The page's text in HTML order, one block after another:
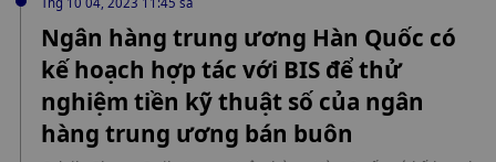
vai trò quan trọng trong việc đưa chúng ra thị trường.
Carstens đã đưa ra những nhận xét này trong bài phát
biểu tại hội nghị về CBDC ở Basel, Thụy Sĩ. Ông tin rằng
CBDC, dù ở dạng bán buôn hay bán lẻ, sẽ là cốt lõi của hệ
thống tài chính trong tương lai. Các ngân hàng trung ương
trên toàn thế giới đang khám phá việc phát hành các phiên
bản kỹ thuật số của các loại tiền tệ có chủ quyền theo
Ngân hàng trung ương Hàn Quốc có
kế hoạch hợp tác với BIS để thử
nghiệm tiền kỹ thuật số của ngân
hàng trung ương bán buôn